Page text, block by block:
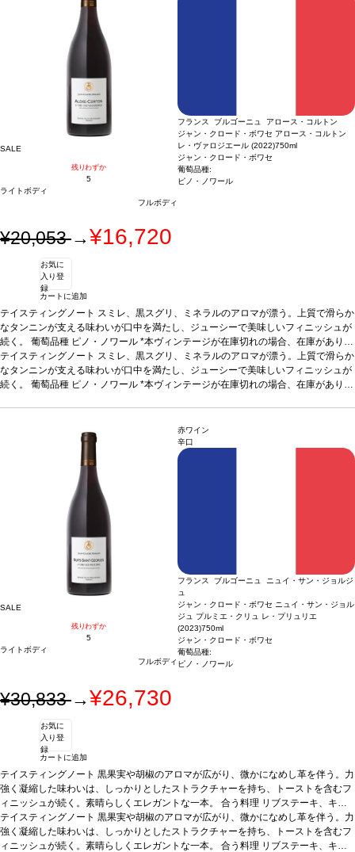
SALE
残りわずか
5
ライトボディ
フルボディ
フランス ブルゴーニュ アロース・コルトン
ジャン・クロード・ボワセ アロース・コルトン
レ・ヴァロジエール (2022)750ml
ジャン・クロード・ボワセ
葡萄品種:
ピノ・ノワール
¥20,053→¥16,720
お気に
入り登
録
カートに追加
テイスティングノート スミレ、黒スグリ、ミネラルのアロマが漂う。上質で滑らか
なタンニンが支える味わいが口中を満たし、ジューシーで美味しいフィニッシュが
続く。 葡萄品種 ピノ・ノワール *本ヴィンテージが在庫切れの場合、在庫があり価
格が同様の場合は自動的に次のヴィンテージに変更されます、ご了承ください。
テイスティングノート スミレ、黒スグリ、ミネラルのアロマが漂う。上質で滑らか
なタンニンが支える味わいが口中を満たし、ジューシーで美味しいフィニッシュが
続く。 葡萄品種 ピノ・ノワール *本ヴィンテージが在庫切れの場合、在庫があり価
SALE
残りわずか
5
ライトボディ
フルボディ
赤ワイン
辛口
フランス ブルゴーニュ ニュイ・サン・ジョルジ
ュ
ジャン・クロード・ボワセ ニュイ・サン・ジョル
ジュ プルミエ・クリュ レ・プリュリエ
(2023)750ml
ジャン・クロード・ボワセ
葡萄品種:
ピノ・ノワール
¥30,833→¥26,730
お気に
入り登
録
カートに追加
テイスティングノート 黒果実や胡椒のアロマが広がり、微かになめし革を伴う。力
強く凝縮した味わいは、しっかりとしたストラクチャーを持ち、トーストを含むフ
ィニッシュが続く。素晴らしくエレガントな一本。 合う料理 リブステーキ、キ
ジ、野ウサギ、ラムのロースト、風味の強いチーズなどと好相性葡萄品種ピノ・
ノワール*本ヴィンテージが在庫切れの場合、在庫があり価格が同様の場合は自動
的に次のヴィンテージに変更されます、ご了承ください。
テイスティングノート 黒果実や胡椒のアロマが広がり、微かになめし革を伴う。力
強く凝縮した味わいは、しっかりとしたストラクチャーを持ち、トーストを含むフ
ィニッシュが続く。素晴らしくエレガントな一本。 合う料理 リブステーキ、キ